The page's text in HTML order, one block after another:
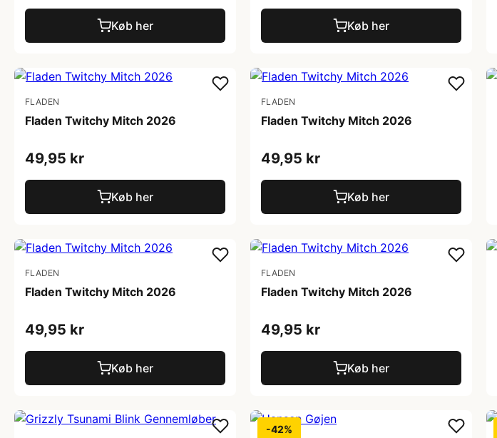
Køb her Køb her
FLADEN
Fladen Twitchy Mitch 2026
49,95 kr
Køb her
FLADEN
Fladen Twitchy Mitch 2026
49,95 kr
Køb her
FLADEN
Fladen Twitchy Mitch 2026
49,95 kr
Køb her
FLADEN
Fladen Twitchy Mitch 2026
49,95 kr
Køb her
-42%